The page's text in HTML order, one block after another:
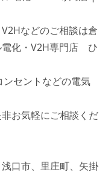
などのご相談は倉
電化・V2H専門店 ひ
ンセントなどの電気
お気軽にご相談くだ
口市、里庄町、矢掛